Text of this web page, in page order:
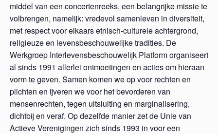
middel van een concertenreeks, een belangrijke missie te
volbrengen, namelijk: vredevol samenleven in diversiteit,
met respect voor elkaars etnisch-culturele achtergrond,
religieuze en levensbeschouwelijke tradities. De
Werkgroep Interlevensbeschouwelijk Platform organiseert
al sinds 1991 allerlei ontmoetingen en acties om hieraan
vorm te geven. Samen komen we op voor rechten en
plichten en ijveren we voor het bevorderen van
mensenrechten, tegen uitsluiting en marginalisering,
dichtbij en veraf. Op dezelfde manier zet de Unie van
Actieve Verenigingen zich sinds 1993 in voor een